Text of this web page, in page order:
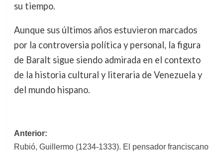
su tiempo.
Aunque sus últimos años estuvieron marcados
por la controversia política y personal, la figura
de Baralt sigue siendo admirada en el contexto
de la historia cultural y literaria de Venezuela y
del mundo hispano.
Navegación
Anterior:
Rubió, Guillermo (1234-1333). El pensador franciscano